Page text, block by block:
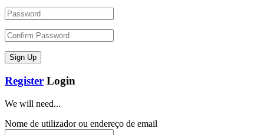
Register Login
We will need...
Nome de utilizador ou endereço de email